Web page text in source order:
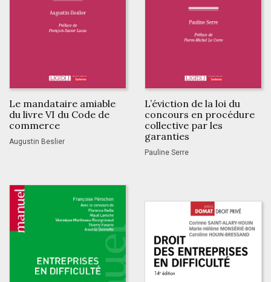
Le mandataire amiable
du livre VI du Code de
commerce
Augustin Beslier
L’éviction de la loi du
concours en procédure
collective par les
garanties
Pauline Serre